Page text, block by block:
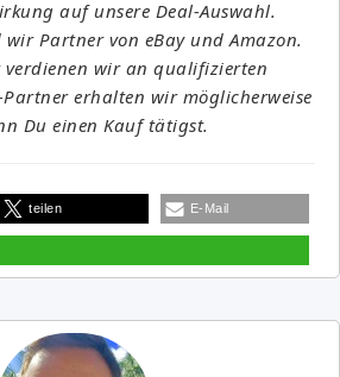
auf unsere Deal-Auswahl.
Partner von eBay und Amazon.
verdienen wir an qualifizierten
Partner erhalten wir möglicherweise
Du einen Kauf tätigst.
teilen E-Mail